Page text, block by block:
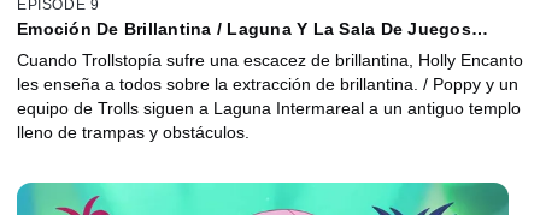
EPISODE 9
Emoción De Brillantina / Laguna Y La Sala De Juegos
Cuando Trollstopía sufre una escacez de brillantina, Holly Encanto
les enseña a todos sobre la extracción de brillantina. / Poppy y un
equipo de Trolls siguen a Laguna Intermareal a un antiguo templo
lleno de trampas y obstáculos.